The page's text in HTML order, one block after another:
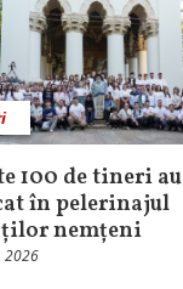
100 de tineri au
în pelerinajul
nemțeni
2026